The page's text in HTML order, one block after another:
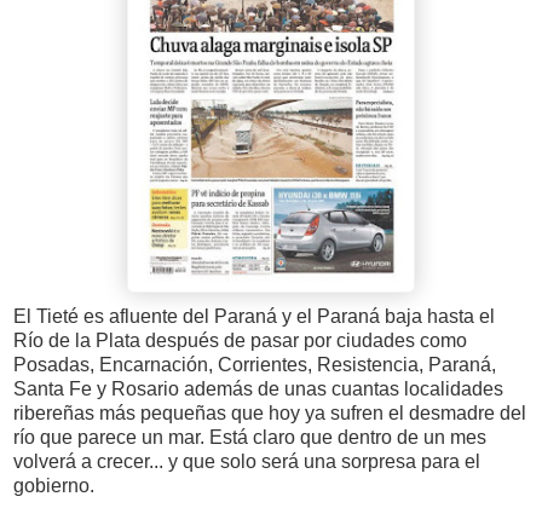
El Tieté es afluente del Paraná y el Paraná baja hasta el
Río de la Plata después de pasar por ciudades como
Posadas, Encarnación, Corrientes, Resistencia, Paraná,
Santa Fe y Rosario además de unas cuantas localidades
ribereñas más pequeñas que hoy ya sufren el desmadre del
río que parece un mar. Está claro que dentro de un mes
volverá a crecer... y que solo será una sorpresa para el
gobierno.